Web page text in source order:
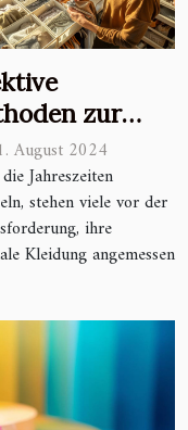
zur
und
August 2024
Jahreszeiten
stehen viele vor der
ihre
Kleidung angemessen